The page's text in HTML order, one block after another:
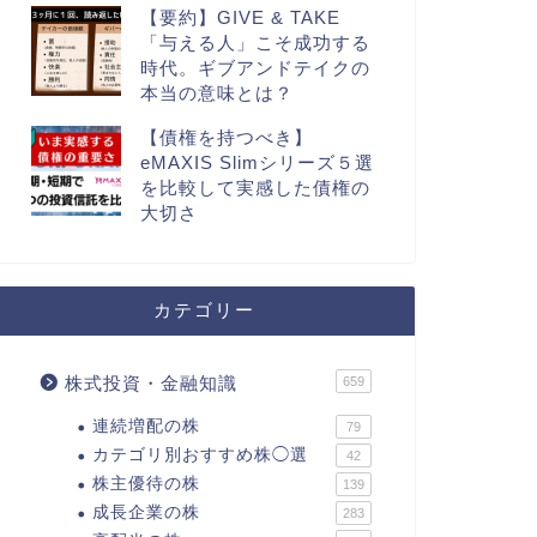
【要約】GIVE & TAKE
「与える人」こそ成功する
時代。ギブアンドテイクの
本当の意味とは？
【債権を持つべき】
eMAXIS Slimシリーズ５選
を比較して実感した債権の
大切さ
カテゴリー
株式投資・金融知識 659
連続増配の株 79
カテゴリ別おすすめ株◯選 42
株主優待の株 139
成長企業の株 283